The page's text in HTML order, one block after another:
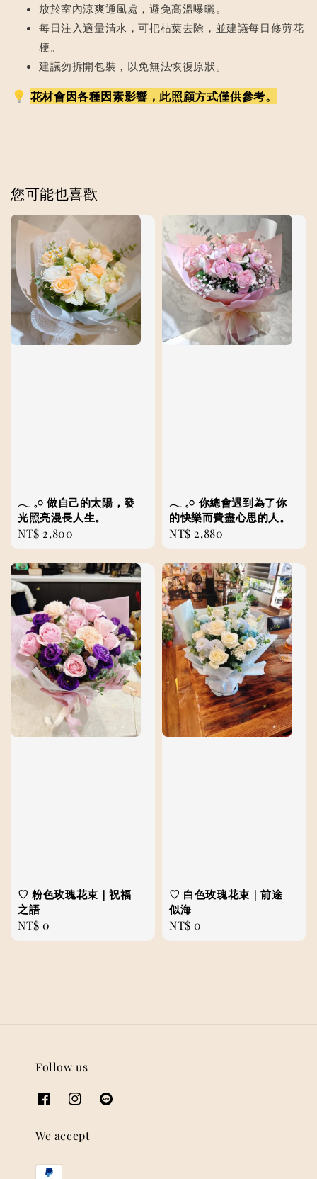
放於室內涼爽通風處，避免高溫曝曬。
每日注入適量清水，可把枯葉去除，並建議每日修剪花
梗。
建議勿拆開包裝，以免無法恢復原狀。
花材會因各種因素影響，此照顧方式僅供參考。
您可能也喜歡
𓂃 𓈒𓏸 做自己的太陽，發
光照亮漫長人生。
Regular
price
NT$ 2,800
𓂃 𓈒𓏸 ⁡你總會遇到為了你
的快樂而費盡心思的人。
Regular
price
NT$ 2,880
♡ 粉色玫瑰花束｜祝福
之語
Regular
price
NT$ 0
♡ 白色玫瑰花束｜前途
似海
Regular
price
NT$ 0
Follow us
We accept